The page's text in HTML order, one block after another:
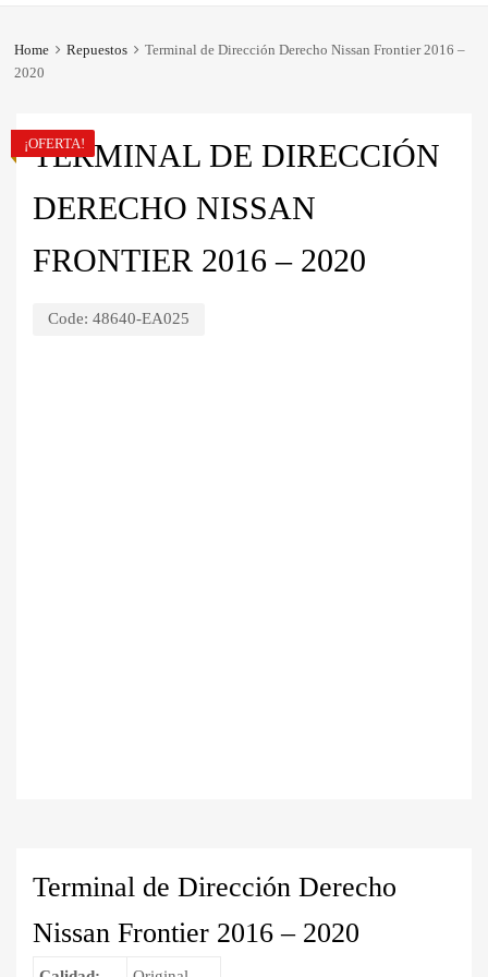
Home Repuestos
Terminal de Dirección Derecho Nissan Frontier 2016 –
2020
TERMINAL DE DIRECCIÓN
DERECHO NISSAN
FRONTIER 2016 – 2020
Code: 48640-EA025
¡OFERTA!
Terminal de Dirección Derecho
Nissan Frontier 2016 – 2020